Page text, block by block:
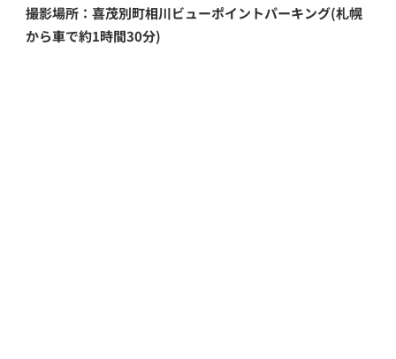
撮影場所：喜茂別町相川ビューポイントパーキング(札幌
から車で約1時間30分)